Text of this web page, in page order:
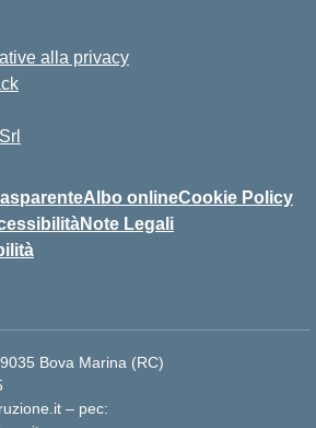
alla privacy
Albo onlineCookie Policy
Note Legali
Bova Marina (RC)
– pec: